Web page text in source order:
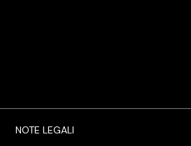
NOTE LEGALI